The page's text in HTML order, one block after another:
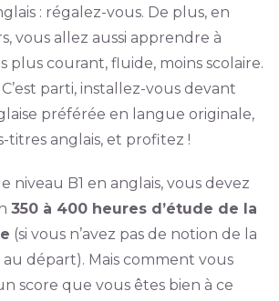
: régalez-vous. De plus, en
vous allez aussi apprendre à
plus courant, fluide, moins scolaire.
parti, installez-vous devant
préférée en langue originale,
titres anglais, et profitez !
niveau B1 en anglais, vous devez
350 à 400 heures d’étude de la
(si vous n’avez pas de notion de la
au départ). Mais comment vous
score que vous êtes bien à ce